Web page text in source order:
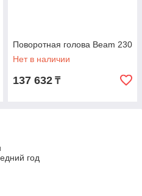
Поворотная голова Beam 230
Нет в наличии
137 632 ₸
год